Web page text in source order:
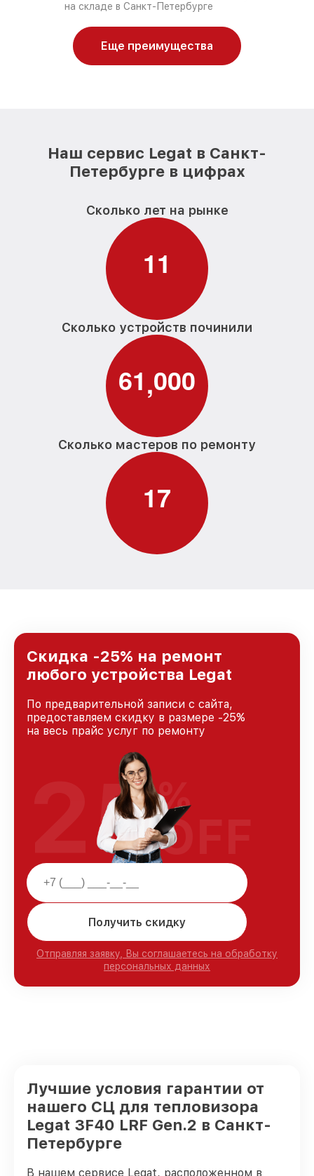
на складе в Санкт-Петербурге
Еще преимущества
Наш сервис Legat в Санкт-
Петербурге в цифрах
Сколько лет на рынке
11
Сколько устройств починили
61,000
Сколько мастеров по ремонту
17
Скидка -25% на ремонт
любого устройства Legat
По предварительной записи с сайта,
предоставляем скидку в размере -25%
на весь прайс услуг по ремонту
Получить скидку
Отправляя заявку, Вы соглашаетесь на обработку
персональных данных
25%
OFF
Лучшие условия гарантии от
нашего СЦ для тепловизора
Legat 3F40 LRF Gen.2 в Санкт-
Петербурге
В нашем сервисе Legat, расположенном в